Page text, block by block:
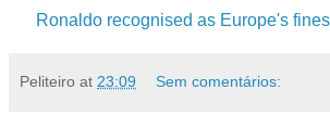
Ronaldo recognised as Europe's
Peliteiro at 23:09 Sem comentários: